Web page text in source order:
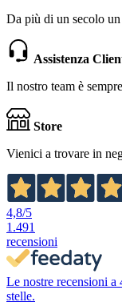
Da più di un secolo
Assistenza
Il nostro team è
Store
Vienici a trovare in
4,8/5
1.491
recensioni
Le nostre recensioni a
stelle.